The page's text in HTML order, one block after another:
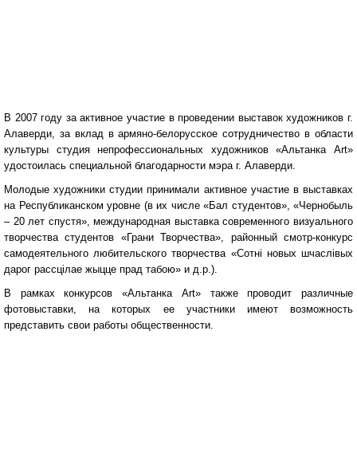
В 2007 году за активное участие в проведении выставок художников г.
Алаверди, за вклад в армяно-белорусское сотрудничество в области
культуры студия непрофессиональных художников «Альтанка Art»
удостоилась специальной благодарности мэра г. Алаверди.
Молодые художники студии принимали активное участие в выставках
на Республиканском уровне (в их числе «Бал студентов», «Чернобыль
– 20 лет спустя», международная выставка современного визуального
творчества студентов «Грани Творчества», районный смотр-конкурс
самодеятельного любительского творчества «Сотні новых шчаслівых
дарог рассцілае жыцце прад табою» и д.р.).
В рамках конкурсов «Альтанка Art» также проводит различные
фотовыставки, на которых ее участники имеют возможность
представить свои работы общественности.